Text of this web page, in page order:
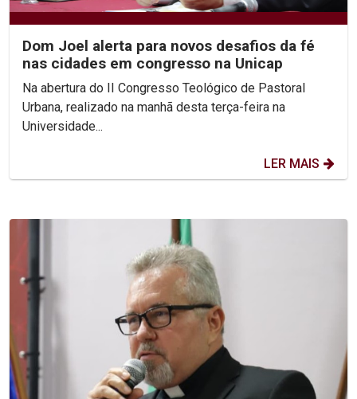
Dom Joel alerta para novos desafios da fé
nas cidades em congresso na Unicap
Na abertura do II Congresso Teológico de Pastoral
Urbana, realizado na manhã desta terça-feira na
Universidade...
LER MAIS